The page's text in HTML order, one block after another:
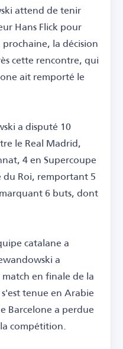
attend de tenir
Hans Flick pour
la décision
cette rencontre, qui
ait remporté le
a disputé 10
le Real Madrid,
4 en Supercoupe
Roi, remportant 5
6 buts, dont
catalane a
a
en finale de la
tenue en Arabie
Barcelone a perdue
compétition.